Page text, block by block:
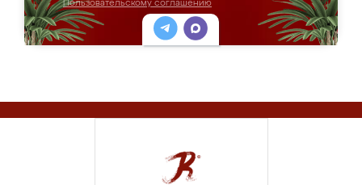
Пользовательскому соглашению